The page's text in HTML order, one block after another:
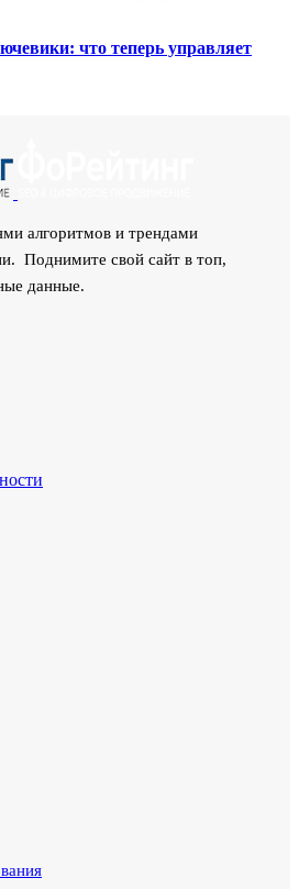
что теперь управляет
алгоритмов и трендами
Поднимите свой сайт в топ,
данные.